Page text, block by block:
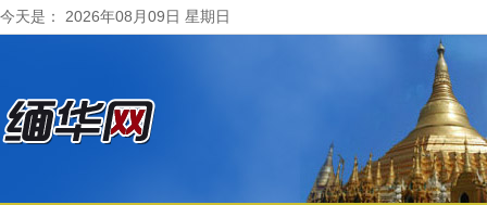
今天是： 2026年08月09日 星期日